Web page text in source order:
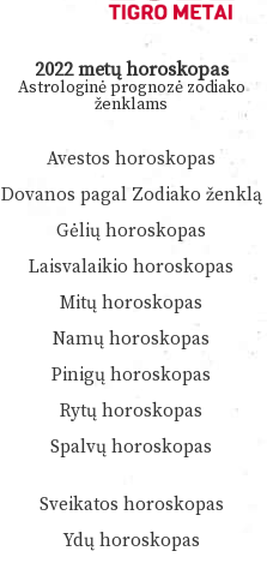
2022 metų horoskopas
Astrologinė prognozė zodiako
ženklams
Avestos horoskopas
Dovanos pagal Zodiako ženklą
Gėlių horoskopas
Laisvalaikio horoskopas
Mitų horoskopas
Namų horoskopas
Pinigų horoskopas
Rytų horoskopas
Spalvų horoskopas
Sveikatos horoskopas
Ydų horoskopas